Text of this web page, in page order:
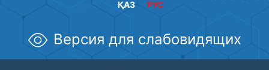
РУС
ҚАЗ
Версия для слабовидящих